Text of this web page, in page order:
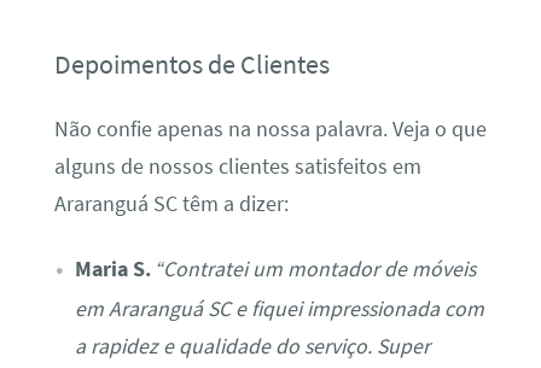
Depoimentos de Clientes
Não confie apenas na nossa palavra. Veja o que
alguns de nossos clientes satisfeitos em
Araranguá SC têm a dizer:
Maria S. “Contratei um montador de móveis
em Araranguá SC e fiquei impressionada com
a rapidez e qualidade do serviço. Super